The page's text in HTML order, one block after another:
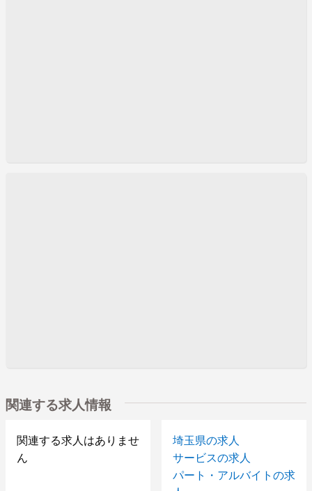
関連する求人情報
関連する求人はありませ
ん
埼玉県の求人
サービスの求人
パート・アルバイトの求